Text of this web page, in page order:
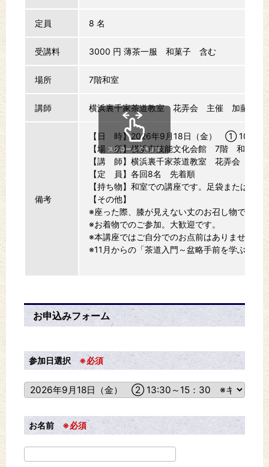
定員 8 名
受講料 3000 円 薄茶一服 和菓子 含む
場所 7階和室
講師 横浜裏千家茶道教室 花弄会 主催 加藤宗円
備考
【日 時】2026年9月18日（金） ① 10：
【場 所】横浜市技能文化会館 7階 和室
【講 師】横浜裏千家茶道教室 花弄会 主
【定 員】各回8名 先着順
【持ち物】和室での講座です。足袋または白
【その他】
※座った際、膝が見えない丈のお召し物でご参
※お着物でのご参加。大歓迎です。
※本講座ではご自分でのお点前はありません。
※11月からの「茶道入門～盆略手前を学ぶ～（
スクロールできます
お申込みフォーム
参加日選択 ※必須
お名前 ※必須